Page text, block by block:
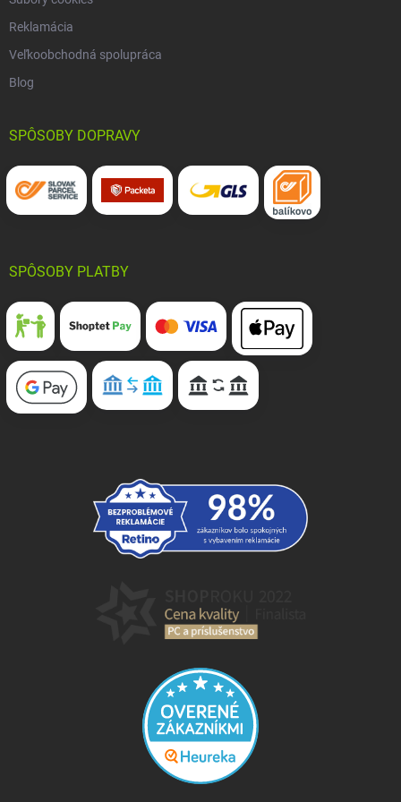
Reklamácia
Veľkoobchodná spolupráca
Blog
SPÔSOBY DOPRAVY
SPÔSOBY PLATBY